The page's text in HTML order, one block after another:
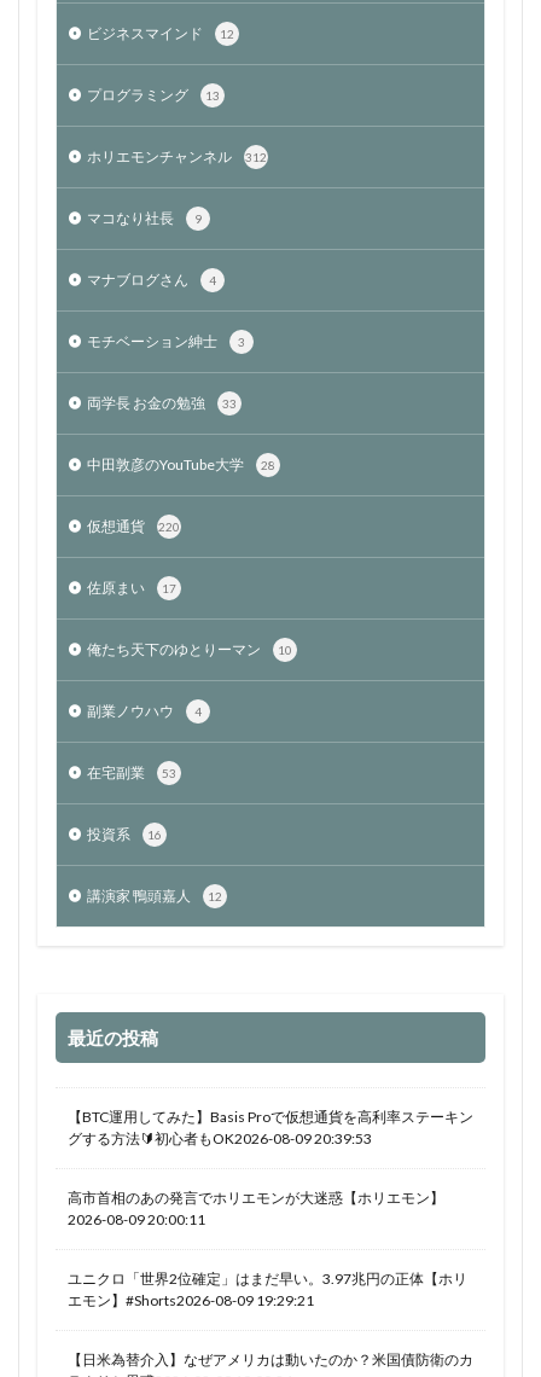
ビジネスマインド 12
プログラミング 13
ホリエモンチャンネル 312
マコなり社長 9
マナブログさん 4
モチベーション紳士 3
両学長 お金の勉強 33
中田敦彦のYouTube大学 28
仮想通貨 220
佐原まい 17
俺たち天下のゆとりーマン 10
副業ノウハウ 4
在宅副業 53
投資系 16
講演家 鴨頭嘉人 12
最近の投稿
【BTC運用してみた】Basis Proで仮想通貨を高利率ステーキン
グする方法🔰初心者もOK2026-08-09 20:39:53
高市首相のあの発言でホリエモンが大迷惑【ホリエモン】
2026-08-09 20:00:11
ユニクロ「世界2位確定」はまだ早い。3.97兆円の正体【ホリ
エモン】#Shorts2026-08-09 19:29:21
【日米為替介入】なぜアメリカは動いたのか？米国債防衛のカ